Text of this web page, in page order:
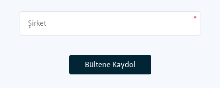
Bültene Kaydol